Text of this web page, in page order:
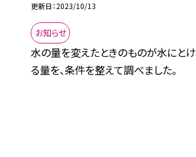
更新日 2023/10/13
お知らせ
水の量を変えたときのものが水にとけ
る量を、条件を整えて調べました。